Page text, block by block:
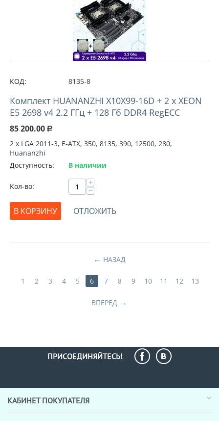
КОД: 8135-8
Комплект HUANANZHI X10X99-16D + 2 х XEON
E5 2698 v4 2.2 ГГц + 128 Гб DDR4 RegECC
85 200.00 Р
2 х LGA 2011-3, E-АТХ, 350, 8135, 390, 12500, 280,
Huananzhi
Доступность:
В наличии
Кол-во: +
−
В КОРЗИНУ
ОТЛОЖИТЬ
НАЗАД
1 2 3 4 5 6 7 8 9 10 11 12 13
ВПЕРЕД
ПРИСОЕДИНЯЙТЕСЬ!
КАБИНЕТ ПОКУПАТЕЛЯ